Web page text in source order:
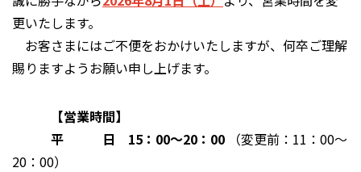
更いたします。
お客さまにはご不便をおかけいたしますが、何卒ご理解
賜りますようお願い申し上げます。
【営業時間】
平 日 15：00～20：00
（変更前：11：00～
20：00）